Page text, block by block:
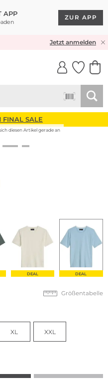
APP
ZUR APP
& RÜCKVERSANDJetzt anmelden
FINAL SALE
diesen Artikel gerade an
DEAL DEAL
Größentabelle
XL XXL